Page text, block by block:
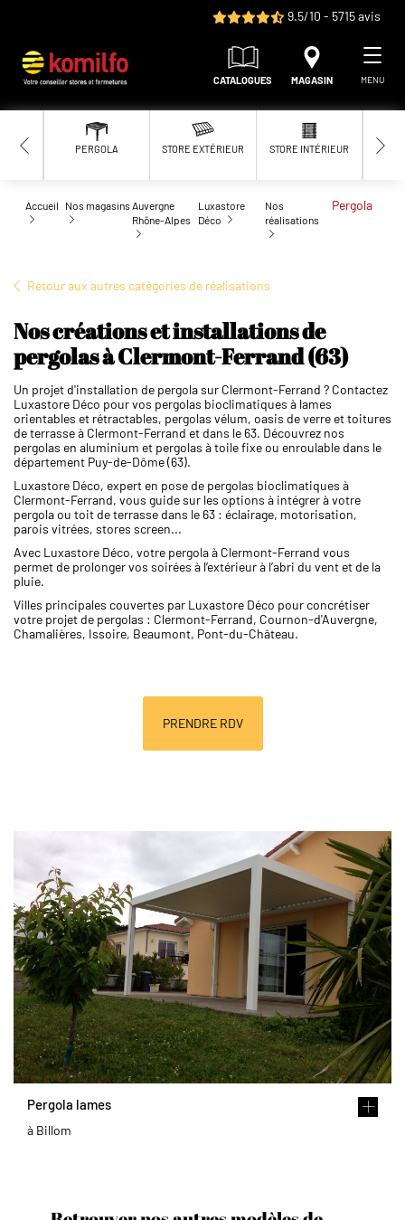
9.5/10 - 5715 avis
CATALOGUES MAGASIN MENU
PERGOLA STORE EXTÉRIEUR STORE INTÉRIEUR
Accueil Nos magasinsAuvergne
Rhône-Alpes
Luxastore
Déco
Nos
réalisations
Pergola
Retour aux autres catégories de réalisations
Nos créations et installations de
pergolas à Clermont-Ferrand (63)
Un projet d'installation de pergola sur Clermont-Ferrand ? Contactez
Luxastore Déco pour vos pergolas bioclimatiques à lames
orientables et rétractables, pergolas vélum, oasis de verre et toitures
de terrasse à Clermont-Ferrand et dans le 63. Découvrez nos
pergolas en aluminium et pergolas à toile fixe ou enroulable dans le
département Puy-de-Dôme (63).
Luxastore Déco, expert en pose de pergolas bioclimatiques à
Clermont-Ferrand, vous guide sur les options à intégrer à votre
pergola ou toit de terrasse dans le 63 : éclairage, motorisation,
parois vitrées, stores screen...
Avec Luxastore Déco, votre pergola à Clermont-Ferrand vous
permet de prolonger vos soirées à l’extérieur à l’abri du vent et de la
pluie.
Villes principales couvertes par Luxastore Déco pour concrétiser
votre projet de pergolas : Clermont-Ferrand, Cournon-d'Auvergne,
Chamalières, Issoire, Beaumont, Pont-du-Château.
PRENDRE RDV
Pergola lames
à Billom